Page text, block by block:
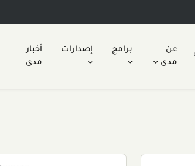
عن
مدى
برامج إصدارات
أخبار
مدى